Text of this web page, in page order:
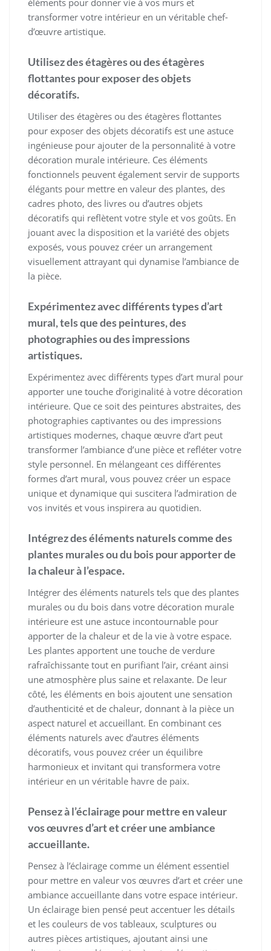
éléments pour donner vie à vos murs et
transformer votre intérieur en un véritable chef-
d’œuvre artistique.
Utilisez des étagères ou des étagères
flottantes pour exposer des objets
décoratifs.
Utiliser des étagères ou des étagères flottantes
pour exposer des objets décoratifs est une astuce
ingénieuse pour ajouter de la personnalité à votre
décoration murale intérieure. Ces éléments
fonctionnels peuvent également servir de supports
élégants pour mettre en valeur des plantes, des
cadres photo, des livres ou d’autres objets
décoratifs qui reflètent votre style et vos goûts. En
jouant avec la disposition et la variété des objets
exposés, vous pouvez créer un arrangement
visuellement attrayant qui dynamise l’ambiance de
la pièce.
Expérimentez avec différents types d’art
mural, tels que des peintures, des
photographies ou des impressions
artistiques.
Expérimentez avec différents types d’art mural pour
apporter une touche d’originalité à votre décoration
intérieure. Que ce soit des peintures abstraites, des
photographies captivantes ou des impressions
artistiques modernes, chaque œuvre d’art peut
transformer l’ambiance d’une pièce et refléter votre
style personnel. En mélangeant ces différentes
formes d’art mural, vous pouvez créer un espace
unique et dynamique qui suscitera l’admiration de
vos invités et vous inspirera au quotidien.
Intégrez des éléments naturels comme des
plantes murales ou du bois pour apporter de
la chaleur à l’espace.
Intégrer des éléments naturels tels que des plantes
murales ou du bois dans votre décoration murale
intérieure est une astuce incontournable pour
apporter de la chaleur et de la vie à votre espace.
Les plantes apportent une touche de verdure
rafraîchissante tout en purifiant l’air, créant ainsi
une atmosphère plus saine et relaxante. De leur
côté, les éléments en bois ajoutent une sensation
d’authenticité et de chaleur, donnant à la pièce un
aspect naturel et accueillant. En combinant ces
éléments naturels avec d’autres éléments
décoratifs, vous pouvez créer un équilibre
harmonieux et invitant qui transformera votre
intérieur en un véritable havre de paix.
Pensez à l’éclairage pour mettre en valeur
vos œuvres d’art et créer une ambiance
accueillante.
Pensez à l’éclairage comme un élément essentiel
pour mettre en valeur vos œuvres d’art et créer une
ambiance accueillante dans votre espace intérieur.
Un éclairage bien pensé peut accentuer les détails
et les couleurs de vos tableaux, sculptures ou
autres pièces artistiques, ajoutant ainsi une